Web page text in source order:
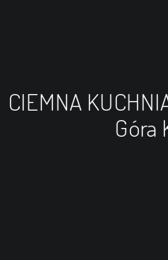
CIEMNA
Góra